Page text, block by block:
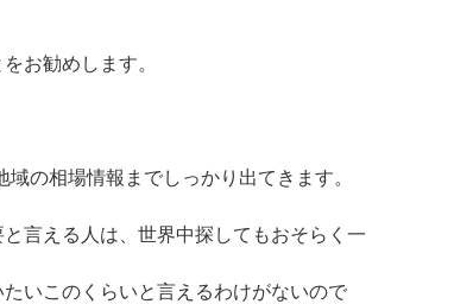
お勧めします。
の相場情報までしっかり出てきます。
言える人は、世界中探してもおそらく一
いこのくらいと言えるわけがないので